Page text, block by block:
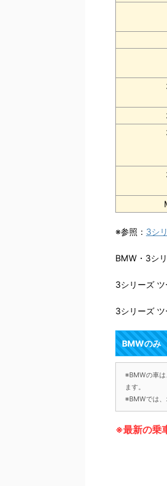
※参照： 3シ
BMW・3シ
3シリーズ ツ
3シリーズ
BMWのみ
※BMWの車
ます。
※BMWでは、
※最新の乗